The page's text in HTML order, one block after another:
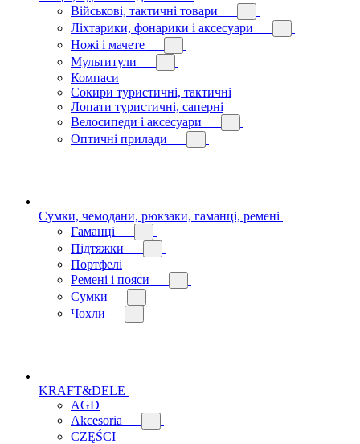
Військові, тактичні товари
Ліхтарики, фонарики і аксесуари
Ножі і мачете
Мультитули
Компаси
Сокири туристичні, тактичні
Лопати туристичні, саперні
Велосипеди і аксесуари
Оптичні прилади
Сумки, чемодани, рюкзаки, гаманці, ремені
Гаманці
Підтяжки
Портфелі
Ремені і пояси
Сумки
Чохли
KRAFT&DELE
AGD
Akcesoria
CZĘŚCI